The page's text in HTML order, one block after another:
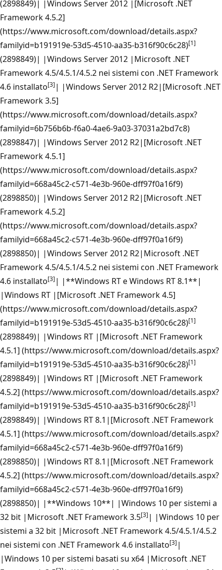
(2898849)| |Windows Server 2012 |[Microsoft .NET
Framework 4.5.2]
(https://www.microsoft.com/download/details.aspx?
familyid=b191919e-53d5-4510-aa35-b316f90c6c28)[1]
(2898849)| |Windows Server 2012 |Microsoft .NET
Framework 4.5/4.5.1/4.5.2 nei sistemi con .NET Framework
4.6 installato[3] | |Windows Server 2012 R2|[Microsoft .NET
Framework 3.5]
(https://www.microsoft.com/download/details.aspx?
familyid=6b756b6b-f6a0-4ae6-9a03-37031a2bd7c8)
(2898847)| |Windows Server 2012 R2|[Microsoft .NET
Framework 4.5.1]
(https://www.microsoft.com/download/details.aspx?
familyid=668a45c2-c571-4e3b-960e-dff97f0a16f9)
(2898850)| |Windows Server 2012 R2|[Microsoft .NET
Framework 4.5.2]
(https://www.microsoft.com/download/details.aspx?
familyid=668a45c2-c571-4e3b-960e-dff97f0a16f9)
(2898850)| |Windows Server 2012 R2|Microsoft .NET
Framework 4.5/4.5.1/4.5.2 nei sistemi con .NET Framework
4.6 installato[3] | |**Windows RT e Windows RT 8.1**|
|Windows RT |[Microsoft .NET Framework 4.5]
(https://www.microsoft.com/download/details.aspx?
familyid=b191919e-53d5-4510-aa35-b316f90c6c28)[1]
(2898849)| |Windows RT |[Microsoft .NET Framework
4.5.1] (https://www.microsoft.com/download/details.aspx?
familyid=b191919e-53d5-4510-aa35-b316f90c6c28)[1]
(2898849)| |Windows RT |[Microsoft .NET Framework
4.5.2] (https://www.microsoft.com/download/details.aspx?
familyid=b191919e-53d5-4510-aa35-b316f90c6c28)[1]
(2898849)| |Windows RT 8.1|[Microsoft .NET Framework
4.5.1] (https://www.microsoft.com/download/details.aspx?
familyid=668a45c2-c571-4e3b-960e-dff97f0a16f9)
(2898850)| |Windows RT 8.1|[Microsoft .NET Framework
4.5.2] (https://www.microsoft.com/download/details.aspx?
familyid=668a45c2-c571-4e3b-960e-dff97f0a16f9)
(2898850)| |**Windows 10**| |Windows 10 per sistemi a
32 bit |Microsoft .NET Framework 3.5[3] | |Windows 10 per
sistemi a 32 bit |Microsoft .NET Framework 4.5/4.5.1/4.5.2
nei sistemi con .NET Framework 4.6 installato[3] |
|Windows 10 per sistemi basati su x64 |Microsoft .NET